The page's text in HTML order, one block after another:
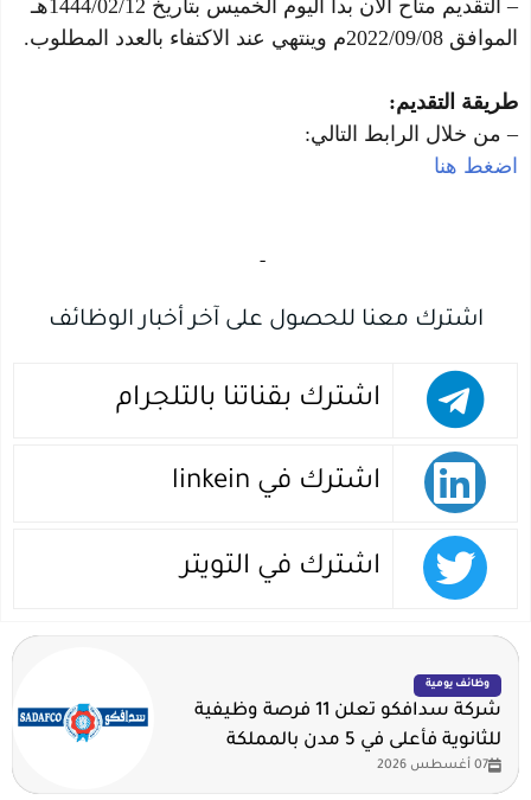
– التقديم متاح الآن بدأ اليوم الخميس بتاريخ 1444/02/12هـ
الموافق 2022/09/08م وينتهي عند الاكتفاء بالعدد المطلوب.
طريقة التقديم:
– من خلال الرابط التالي:
اضغط هنا
-‏
اشترك معنا للحصول على آخر أخبار الوظائف
اشترك بقناتنا بالتلجرام
اشترك في linkein
اشترك في التويتر
وظائف يومية
شركة سدافكو تعلن 11 فرصة وظيفية
للثانوية فأعلى في 5 مدن بالمملكة
07 أغسطس 2026